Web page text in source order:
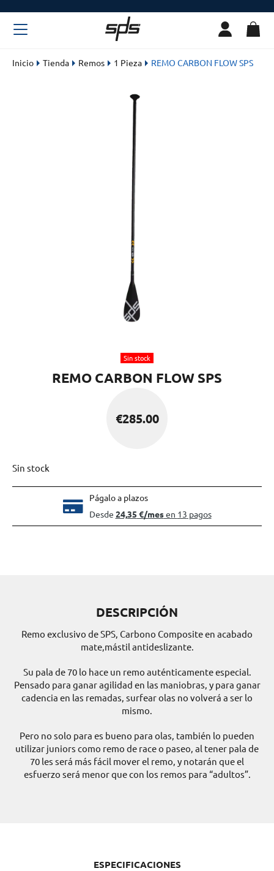
Inicio Tienda Remos 1 Pieza REMO CARBON FLOW SPS
Sin stock
REMO CARBON FLOW SPS
€285.00
Sin stock
Págalo a plazos
DESCRIPCIÓN
Remo exclusivo de SPS, Carbono Composite en acabado
mate,mástil antideslizante.
Su pala de 70 lo hace un remo auténticamente especial.
Pensado para ganar agilidad en las maniobras, y para ganar
cadencia en las remadas, surfear olas no volverá a ser lo
mismo.
Pero no solo para es bueno para olas, también lo pueden
utilizar juniors como remo de race o paseo, al tener pala de
70 les será más fácil mover el remo, y notarán que el
esfuerzo será menor que con los remos para “adultos”.
ESPECIFICACIONES